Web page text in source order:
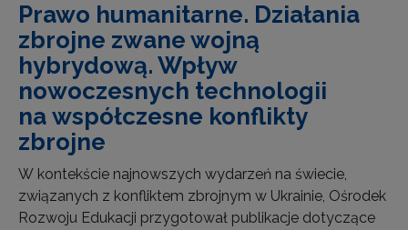
Prawo humanitarne. Działania
zbrojne zwane wojną
hybrydową. Wpływ
nowoczesnych technologii
na współczesne konflikty
zbrojne
W kontekście najnowszych wydarzeń na świecie,
związanych z konfliktem zbrojnym w Ukrainie, Ośrodek
Rozwoju Edukacji przygotował publikacje dotyczące